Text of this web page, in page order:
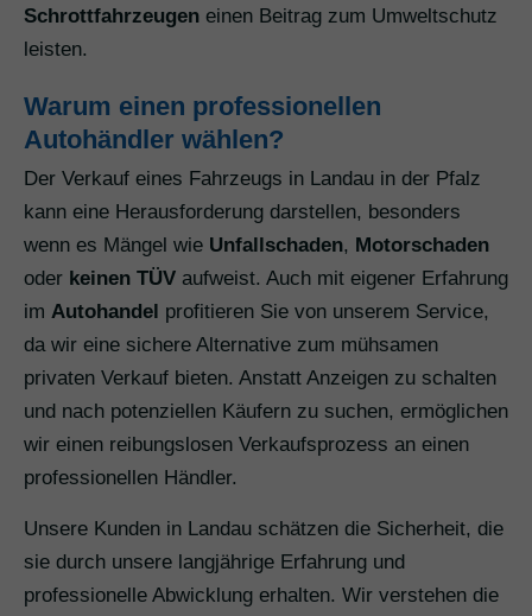
Schrottfahrzeugen einen Beitrag zum Umweltschutz
leisten.
Warum einen professionellen
Autohändler wählen?
Der Verkauf eines Fahrzeugs in Landau in der Pfalz
kann eine Herausforderung darstellen, besonders
wenn es Mängel wie Unfallschaden, Motorschaden
oder keinen TÜV aufweist. Auch mit eigener Erfahrung
im Autohandel profitieren Sie von unserem Service,
da wir eine sichere Alternative zum mühsamen
privaten Verkauf bieten. Anstatt Anzeigen zu schalten
und nach potenziellen Käufern zu suchen, ermöglichen
wir einen reibungslosen Verkaufsprozess an einen
professionellen Händler.
Unsere Kunden in Landau schätzen die Sicherheit, die
sie durch unsere langjährige Erfahrung und
professionelle Abwicklung erhalten. Wir verstehen die